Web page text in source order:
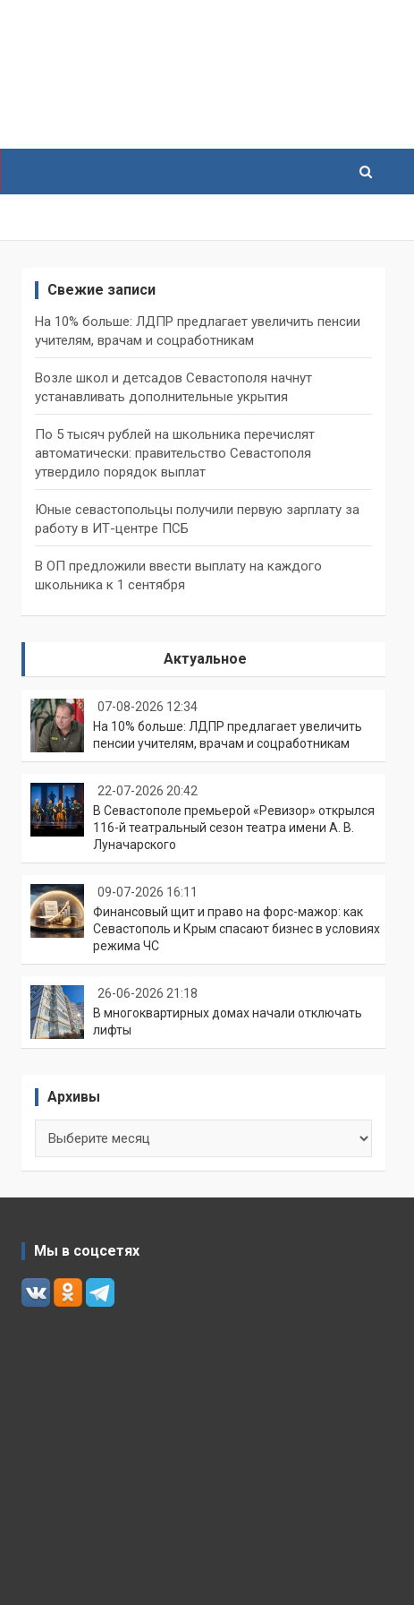
Свежие записи
На 10% больше: ЛДПР предлагает увеличить пенсии
учителям, врачам и соцработникам
Возле школ и детсадов Севастополя начнут
устанавливать дополнительные укрытия
По 5 тысяч рублей на школьника перечислят
автоматически: правительство Севастополя
утвердило порядок выплат
Юные севастопольцы получили первую зарплату за
работу в ИТ-центре ПСБ
В ОП предложили ввести выплату на каждого
школьника к 1 сентября
Актуальное
07-08-2026 12:34
На 10% больше: ЛДПР предлагает увеличить
пенсии учителям, врачам и соцработникам
22-07-2026 20:42
В Севастополе премьерой «Ревизор» открылся
116-й театральный сезон театра имени А. В.
Луначарского
09-07-2026 16:11
Финансовый щит и право на форс-мажор: как
Севастополь и Крым спасают бизнес в условиях
режима ЧС
26-06-2026 21:18
В многоквартирных домах начали отключать
лифты
Архивы
Мы в соцсетях